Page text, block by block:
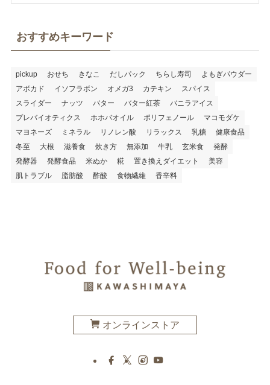
おすすめキーワード
pickup おせち きなこ だしパック ちらし寿司
よもぎパウダー
アボカド
イソフラボン オメガ3 カテキン
スパイス
スライダー
ナッツ バター バター紅茶
バニラアイス
プレバイオティクス
ホホバオイル ポリフェノール
マコモダケ
マヨネーズ
ミネラル リノレン酸 リラックス 乳糖
健康食品
冬至
大根 滋養食 炊き方 無添加 牛乳 玄米食
発酵
発酵器
発酵食品 米ぬか 糀 置き換えダイエット
美容
肌トラブル
脂肪酸 酢酸 食物繊維 香辛料
オンラインストア